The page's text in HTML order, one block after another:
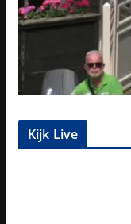
Kijk Live